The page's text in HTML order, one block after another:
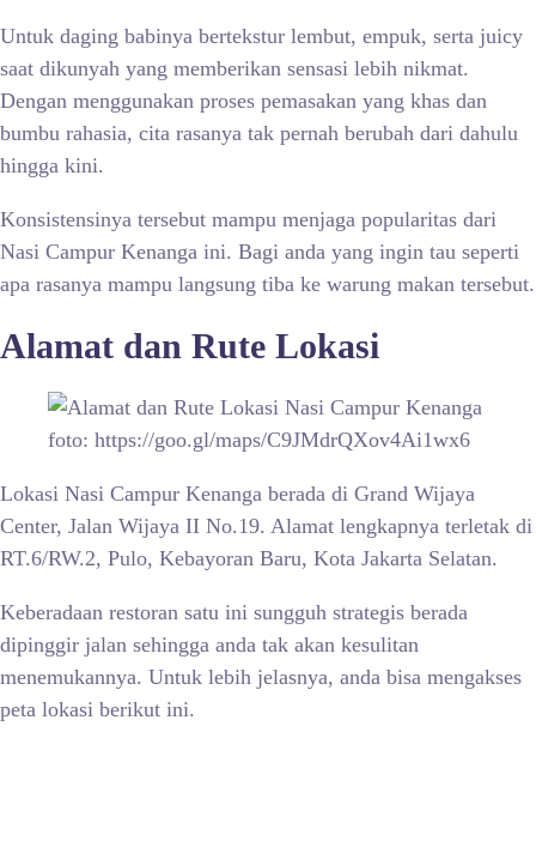
Untuk daging babinya bertekstur lembut, empuk, serta juicy
saat dikunyah yang memberikan sensasi lebih nikmat.
Dengan menggunakan proses pemasakan yang khas dan
bumbu rahasia, cita rasanya tak pernah berubah dari dahulu
hingga kini.
Konsistensinya tersebut mampu menjaga popularitas dari
Nasi Campur Kenanga ini. Bagi anda yang ingin tau seperti
apa rasanya mampu langsung tiba ke warung makan tersebut.
Alamat dan Rute Lokasi
foto: https://goo.gl/maps/C9JMdrQXov4Ai1wx6
Lokasi Nasi Campur Kenanga berada di Grand Wijaya
Center, Jalan Wijaya II No.19. Alamat lengkapnya terletak di
RT.6/RW.2, Pulo, Kebayoran Baru, Kota Jakarta Selatan.
Keberadaan restoran satu ini sungguh strategis berada
dipinggir jalan sehingga anda tak akan kesulitan
menemukannya. Untuk lebih jelasnya, anda bisa mengakses
peta lokasi berikut ini.